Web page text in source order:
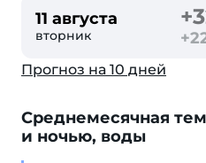
11 августа
вторник
Прогноз на 10 дней
Cреднемесячная
и ночью, воды